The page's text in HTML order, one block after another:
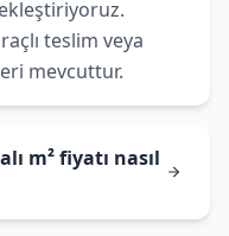
teslim veya
mevcuttur.
m² fiyatı nasıl